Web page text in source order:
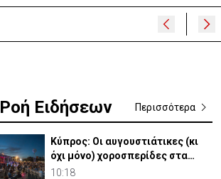
Ροή Ειδήσεων Περισσότερα
Κύπρος: Οι αυγουστιάτικες (κι
όχι μόνο) χοροσπερίδες στα
χωριά μας
10:18